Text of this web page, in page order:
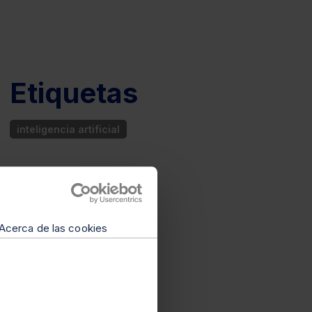
de las cookies
Etiquetas
inteligencia artificial